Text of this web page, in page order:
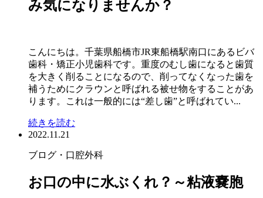
み気になりませんか？
こんにちは。千葉県船橋市JR東船橋駅南口にあるビバ
歯科・矯正小児歯科です。重度のむし歯になると歯質
を大きく削ることになるので、削ってなくなった歯を
補うためにクラウンと呼ばれる被せ物をすることがあ
ります。これは一般的には“差し歯”と呼ばれてい...
続きを読む
2022.11.21
ブログ ・口腔外科
お口の中に水ぶくれ？～粘液嚢胞